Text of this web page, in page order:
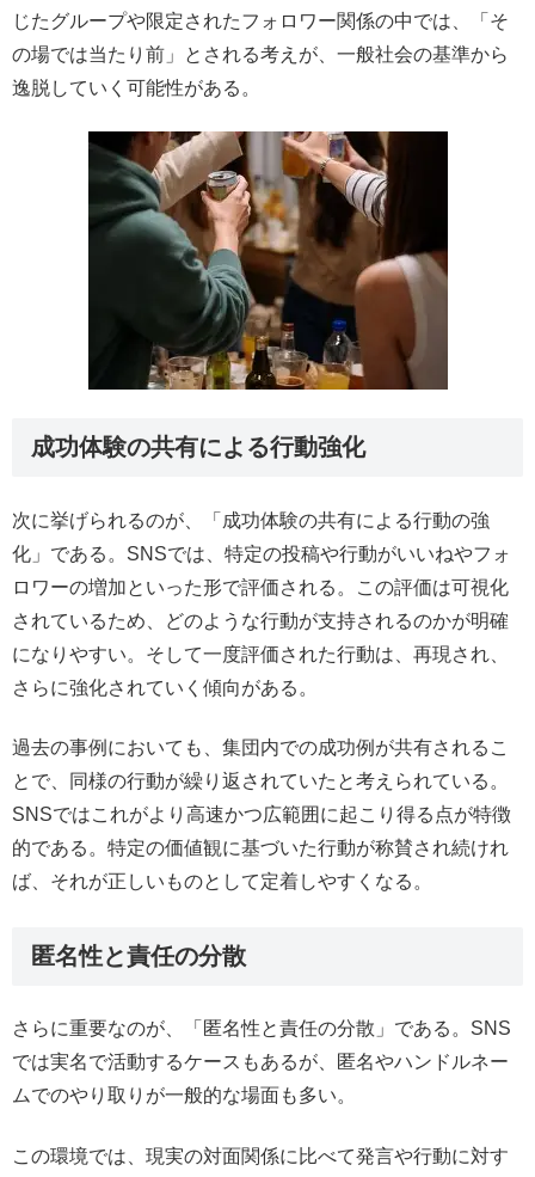
じたグループや限定されたフォロワー関係の中では、「そ
の場では当たり前」とされる考えが、一般社会の基準から
逸脱していく可能性がある。
成功体験の共有による行動強化
次に挙げられるのが、「成功体験の共有による行動の強
化」である。SNSでは、特定の投稿や行動がいいねやフォ
ロワーの増加といった形で評価される。この評価は可視化
されているため、どのような行動が支持されるのかが明確
になりやすい。そして一度評価された行動は、再現され、
さらに強化されていく傾向がある。
過去の事例においても、集団内での成功例が共有されるこ
とで、同様の行動が繰り返されていたと考えられている。
SNSではこれがより高速かつ広範囲に起こり得る点が特徴
的である。特定の価値観に基づいた行動が称賛され続けれ
ば、それが正しいものとして定着しやすくなる。
匿名性と責任の分散
さらに重要なのが、「匿名性と責任の分散」である。SNS
では実名で活動するケースもあるが、匿名やハンドルネー
ムでのやり取りが一般的な場面も多い。
この環境では、現実の対面関係に比べて発言や行動に対す